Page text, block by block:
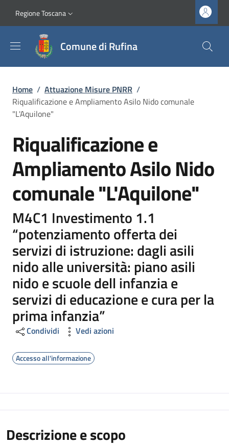
Slim top
Regione Toscana
Comune di Rufina
Briciole di pane
Home / Attuazione Misure PNRR /
Riqualificazione e Ampliamento Asilo Nido comunale
"L'Aquilone"
Riqualificazione e
Ampliamento Asilo Nido
comunale "L'Aquilone"
M4C1 Investimento 1.1
“potenziamento offerta dei
servizi di istruzione: dagli asili
nido alle università: piano asili
nido e scuole dell infanzia e
servizi di educazione e cura per la
prima infanzia”
Condividi Vedi azioni
Accesso all'informazione
Descrizione e scopo